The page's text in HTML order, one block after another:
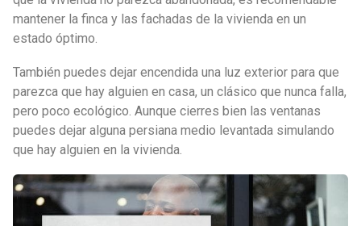
mantener la finca y las fachadas de la vivienda en un
estado óptimo.
También puedes dejar encendida una luz exterior para que
parezca que hay alguien en casa, un clásico que nunca falla,
pero poco ecológico. Aunque cierres bien las ventanas
puedes dejar alguna persiana medio levantada simulando
que hay alguien en la vivienda.